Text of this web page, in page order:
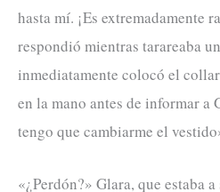
hasta mí. ¡Es extremadamente
respondió mientras tarareaba
inmediatamente colocó el
en la mano antes de informar a
tengo que cambiarme el
«¿Perdón?» Glara, que estaba